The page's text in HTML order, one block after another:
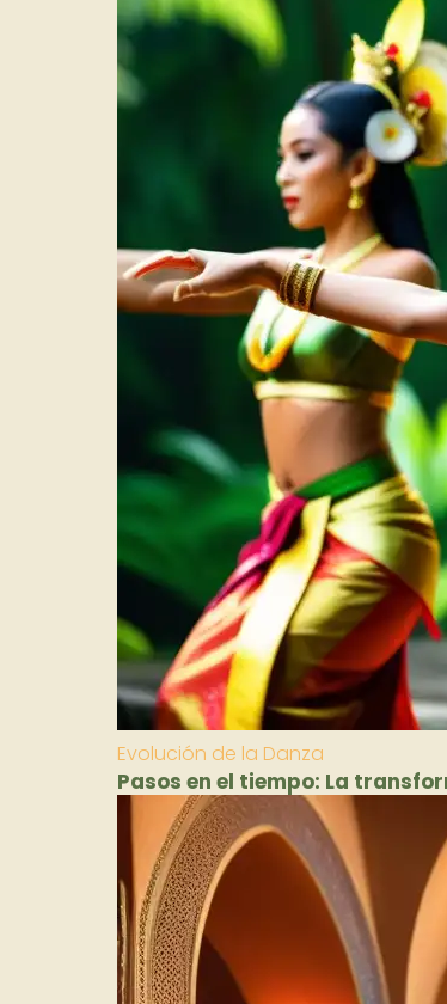
Evolución de la Danza
Pasos en el tiempo: La